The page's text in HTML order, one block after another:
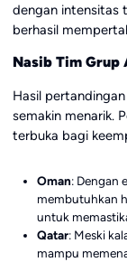
dengan intensitas
berhasil
Nasib Tim Grup
Hasil
semakin menarik.
terbuka bagi
Oman: Dengan
membutuhkan
untuk
Qatar: Meski
mampu